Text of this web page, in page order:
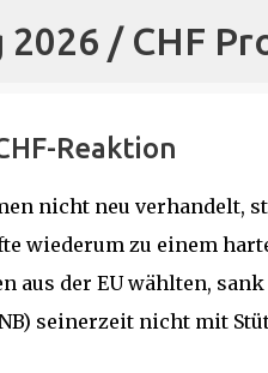
/ CHF
Reaktion
nicht neu verhandelt,
wiederum zu einem
aus der EU wählten,
seinerzeit nicht mit